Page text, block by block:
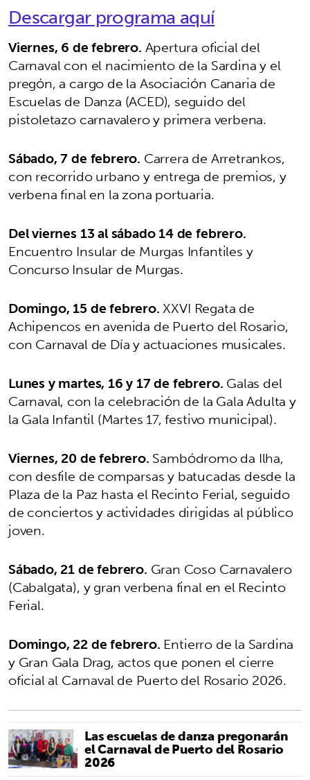
Descargar programa aquí
Viernes, 6 de febrero.Apertura oficial del
Carnaval con el nacimiento de la Sardina y el
pregón, a cargo de la Asociación Canaria de
Escuelas de Danza (ACED), seguido del
pistoletazo carnavalero y primera verbena.
Sábado, 7 de febrero. Carrera de Arretrankos,
con recorrido urbano y entrega de premios, y
verbena final en la zona portuaria.
Del viernes 13 al sábado 14 de febrero.
Encuentro Insular de Murgas Infantiles y
Concurso Insular de Murgas.
Domingo, 15 de febrero.XXVI Regata de
Achipencos en avenida de Puerto del Rosario,
con Carnaval de Día y actuaciones musicales.
Lunes y martes, 16 y 17 de febrero.Galas del
Carnaval, con la celebración de la Gala Adulta y
la Gala Infantil (Martes 17, festivo municipal).
Viernes, 20 de febrero.Sambódromo da Ilha,
con desfile de comparsas y batucadas desde la
Plaza de la Paz hasta el Recinto Ferial, seguido
de conciertos y actividades dirigidas al público
joven.
Sábado, 21 de febrero. Gran Coso Carnavalero
(Cabalgata), y gran verbena final en el Recinto
Ferial.
Domingo, 22 de febrero. Entierro de la Sardina
y Gran Gala Drag, actos que ponen el cierre
oficial al Carnaval de Puerto del Rosario 2026.
Las escuelas de danza pregonarán
el Carnaval de Puerto del Rosario
2026